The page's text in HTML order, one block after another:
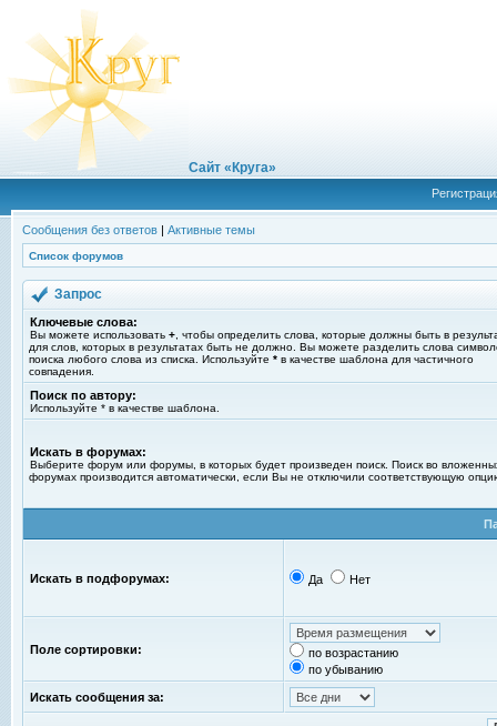
Сайт «Круга»
Сообщения без ответов | Активные темы
Список форумов
Запрос
Ключевые слова:
Вы можете использовать + , чтобы определить слова, которые должны быть в
для слов, которых в результатах быть не должно. Вы можете разделить слова
поиска любого слова из списка. Используйте * в качестве шаблона для частичного
совпадения.
Поиск по автору:
Используйте * в качестве шаблона.
Искать в форумах:
Выберите форум или форумы, в которых будет произведен поиск. Поиск во
форумах производится автоматически, если Вы не отключили соответствующую
Искать в подфорумах: Да Нет
Поле сортировки:
по возрастанию
по убыванию
Искать сообщения за: